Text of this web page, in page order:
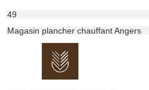
49
Magasin plancher chauffant Angers